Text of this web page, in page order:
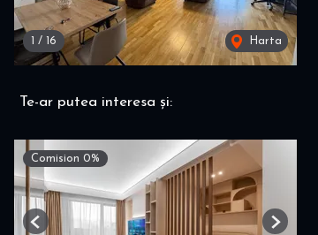
1 / 16 Harta
Te-ar putea interesa și:
Comision 0%
Previous Next